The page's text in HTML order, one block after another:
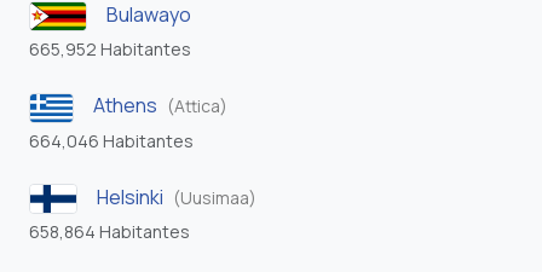
Bulawayo
665,952 Habitantes
Athens (Attica)
664,046 Habitantes
Helsinki (Uusimaa)
658,864 Habitantes